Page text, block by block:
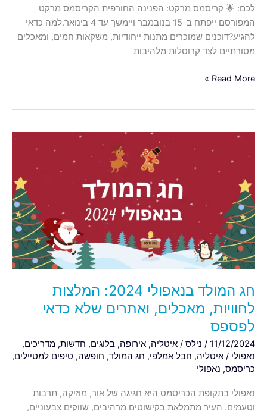
לכם: 🌟 קריסמס מרקט: הפנינה החורפית הקריסמס מרקט
המפורסם ייפתח ב-15 בנובמבר ויימשך עד 4 בינואר.למה כדאי
להגיע?דוכנים שמוכרים מתנות ייחודיות, משקאות חמים, ומאכלים
מסורתיים לצד קרוסלות מלהיבות
Read More »
חג המולד בנאפולי 2024: המלצות
לחוויות, מאכלים, ואתרים שלא כדאי
לפספס
11/12/2024
/ נילס / איטליה, אירופה, בלוגים, חדשות, מדריכים,
נאפולי / איטליה, חבל אמלפי, חג המולד, חופשה, טיפים למטיילים,
כריסמס, נאפולי
נאפולי בתקופת הכריסמס היא חגיגה של אור, מוזיקה, תרבות
וטעמים. העיר מתמלאת בקישוטים מרהיבים, שווקים צבעוניים,
המלצות
לחוויות,
מאכלים,
ואתרים
שלא
כדאי